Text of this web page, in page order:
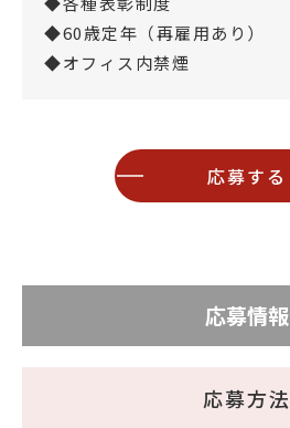
◆60歳定年（再雇用あり）
◆オフィス内禁煙
応募する
応募情報
応募方法